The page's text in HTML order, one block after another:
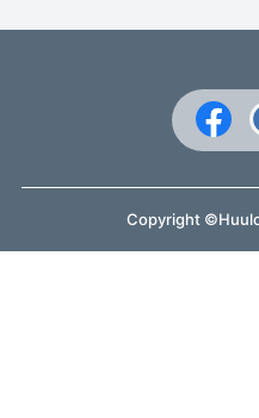
Copyright